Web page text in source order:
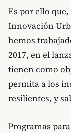
Es por ello
Innovación
hemos
2017, en el
tienen como
permita a los
resilientes, y
Programas